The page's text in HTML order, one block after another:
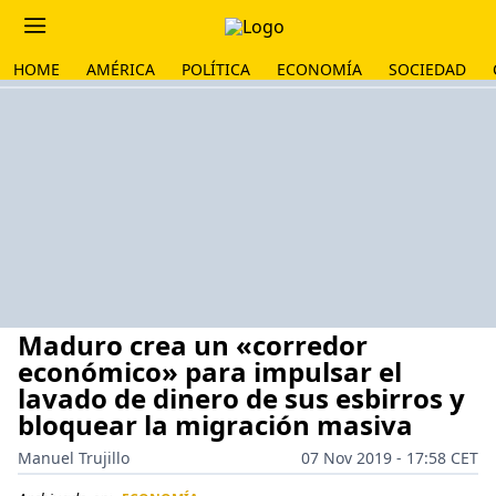
HOME AMÉRICA POLÍTICA ECONOMÍA SOCIEDAD
Maduro crea un «corredor
económico» para impulsar el
lavado de dinero de sus esbirros y
bloquear la migración masiva
Manuel Trujillo
07 Nov 2019 - 17:58 CET